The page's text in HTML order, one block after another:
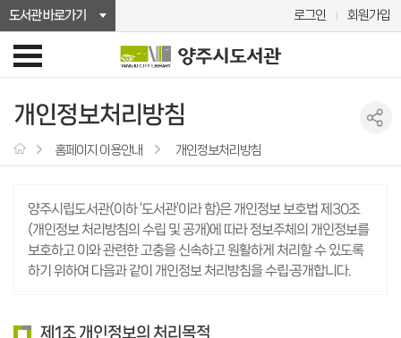
도서관 바로가기 로그인 회원가입
개인정보처리방침
홈페이지 이용안내 개인정보처리방침
양주시립도서관(이하 ‘도서관’이라 함)은 개인정보 보호법 제30조
(개인정보 처리방침의 수립 및 공개)에 따라 정보주체의 개인정보를
보호하고 이와 관련한 고충을 신속하고 원활하게 처리할 수 있도록
하기 위하여 다음과 같이 개인정보 처리방침을 수립·공개합니다.
제1조 개인정보의 처리목적